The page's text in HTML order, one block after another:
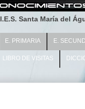
I.E.S. Santa María del
E. PRIMARIA E.
LIBRO DE VISITAS